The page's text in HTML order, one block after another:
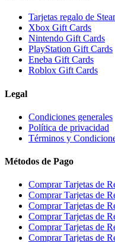
Tarjetas regalo de
Xbox Gift Cards
Nintendo Gift Cards
PlayStation Gift Cards
Eneba Gift Cards
Roblox Gift Cards
Legal
Condiciones generales
Política de privacidad
Términos y
Métodos de Pago
Comprar Tarjetas de
Comprar Tarjetas de
Comprar Tarjetas de
Comprar Tarjetas de
Comprar Tarjetas de
Comprar Tarjetas de